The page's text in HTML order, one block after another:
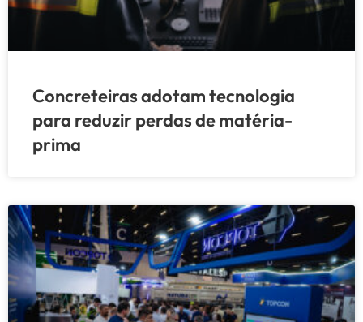
Concreteiras adotam tecnologia
para reduzir perdas de matéria-
prima